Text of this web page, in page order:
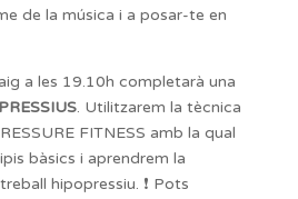
de la música i a posar-te en
a les 19.10h completarà una
. Utilitzarem la tècnica
FITNESS amb la qual
bàsics i aprendrem la
hipopressiu. ❗ Pots